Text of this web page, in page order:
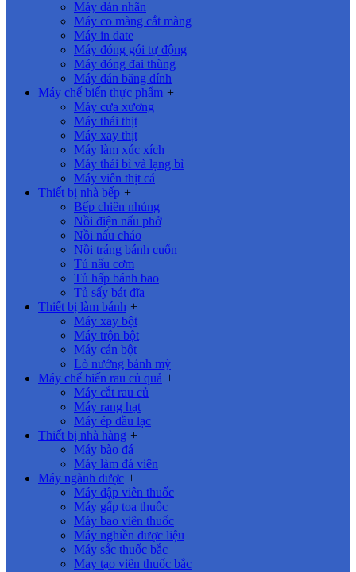
Máy dán nhãn
Máy co màng cắt màng
Máy in date
Máy đóng gói tự động
Máy đóng đai thùng
Máy dán băng dính
Máy chế biến thực phẩm +
Máy cưa xương
Máy thái thịt
Máy xay thịt
Máy làm xúc xích
Máy thái bì và lạng bì
Máy viên thịt cá
Thiết bị nhà bếp +
Bếp chiên nhúng
Nồi điện nấu phở
Nồi nấu cháo
Nồi tráng bánh cuốn
Tủ nấu cơm
Tủ hấp bánh bao
Tủ sấy bát đĩa
Thiết bị làm bánh +
Máy xay bột
Máy trộn bột
Máy cán bột
Lò nướng bánh mỳ
Máy chế biến rau củ quả +
Máy cắt rau củ
Máy rang hạt
Máy ép dầu lạc
Thiết bị nhà hàng +
Máy bào đá
Máy làm đá viên
Máy ngành dược +
Máy dập viên thuốc
Máy gấp toa thuốc
Máy bao viên thuốc
Máy nghiền dược liệu
Máy sắc thuốc bắc
May tạo viên thuốc bắc